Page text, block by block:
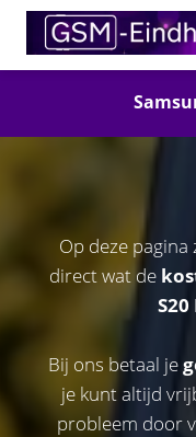
Op deze
direct wat de
S20
Bij ons betaal je
je kunt altijd
probleem door